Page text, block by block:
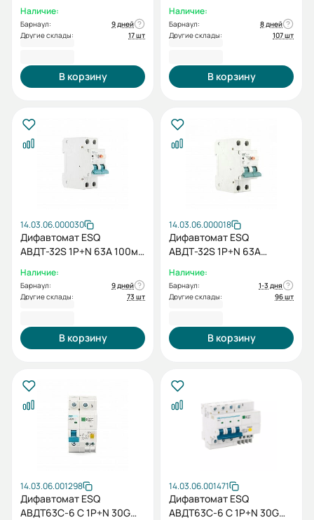
Наличие:
Барнаул:
9 дней
Другие склады:
17 шт
В корзину
Наличие:
Барнаул:
8 дней
Другие склады:
107 шт
В корзину
14.03.06.000030
Дифавтомат ESQ
АВДТ-32S 1P+N 63А 100мА
Наличие:
Барнаул:
9 дней
Другие склады:
73 шт
В корзину
14.03.06.000018
Дифавтомат ESQ
АВДТ-32S 1P+N 63А
Наличие:
Барнаул:
1-3 дня
Другие склады:
96 шт
В корзину
14.03.06.001298
Дифавтомат ESQ
АВДТ63C-6 С 1P+N 30G
14.03.06.001471
Дифавтомат ESQ
АВДТ63C-6 С 1P+N 30G